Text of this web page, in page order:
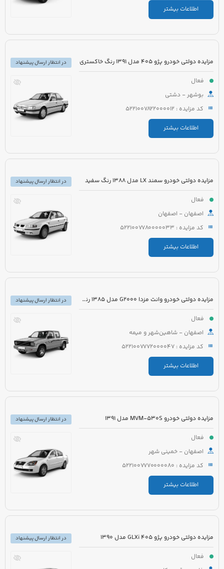
اطلاعات بیشتر
مزایده دولتی خودرو پژو 405 مدل 1391 رنگ خاکستری
فعال
بوشهر - دشتی
کد مزایده : 5221007822000012
اطلاعات بیشتر
در انتظار ارسال پیشنهاد
مزایده دولتی خودرو سمند LX مدل 1388 رنگ سفید
فعال
اصفهان - اصفهان
کد مزایده : 5221007780000033
اطلاعات بیشتر
در انتظار ارسال پیشنهاد
مزایده دولتی خودرو وانت مزدا G2000 مدل 1385 رنگ نقره ای
فعال
اصفهان - شاهین‌شهر و میمه
کد مزایده : 5221007772000047
اطلاعات بیشتر
در انتظار ارسال پیشنهاد
مزایده دولتی خودرو MVM-530S مدل 1391
فعال
اصفهان - خمینی شهر
کد مزایده : 5221007770000080
اطلاعات بیشتر
در انتظار ارسال پیشنهاد
مزایده دولتی خودرو پژو 405 GLXi مدل 1390
فعال
در انتظار ارسال پیشنهاد